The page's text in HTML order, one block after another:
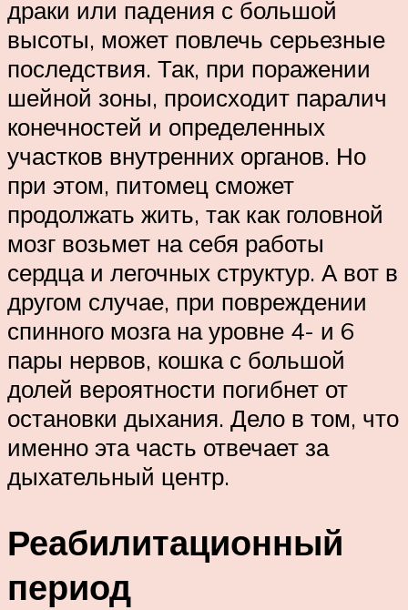
драки или падения с большой
высоты, может повлечь серьезные
последствия. Так, при поражении
шейной зоны, происходит паралич
конечностей и определенных
участков внутренних органов. Но
при этом, питомец сможет
продолжать жить, так как головной
мозг возьмет на себя работы
сердца и легочных структур. А вот в
другом случае, при повреждении
спинного мозга на уровне 4- и 6
пары нервов, кошка с большой
долей вероятности погибнет от
остановки дыхания. Дело в том, что
именно эта часть отвечает за
дыхательный центр.
Реабилитационный
период